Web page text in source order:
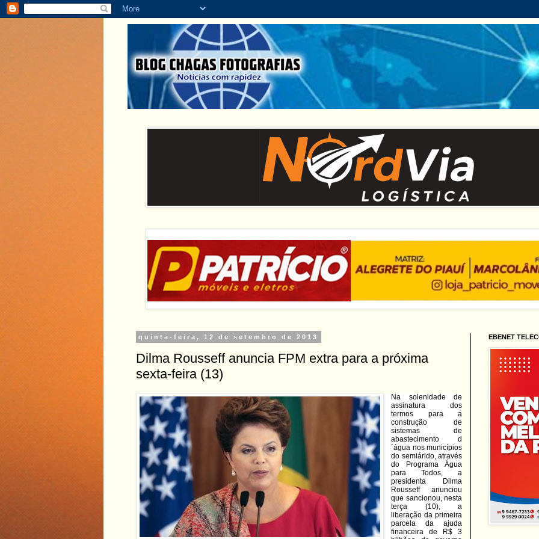
quinta-feira, 12 de setembro de 2013
Dilma Rousseff anuncia FPM extra para a próxima
sexta-feira (13)
Na solenidade de
assinatura dos
termos para a
construção de
sistemas de
abastecimento d
´água nos municípios
do semiárido, através
do Programa Água
para Todos, a
presidenta Dilma
Rousseff anunciou
que sancionou, nesta
terça (10), a
liberação da primeira
parcela da ajuda
financeira de R$ 3
EBENET